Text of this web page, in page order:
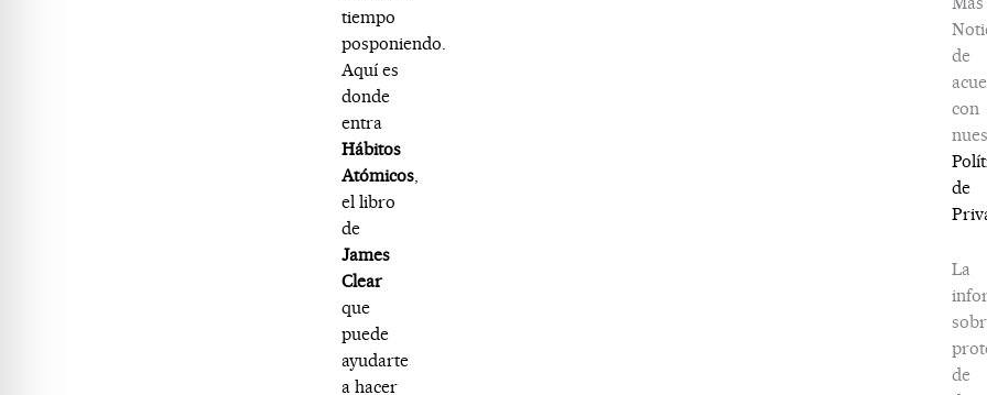
tiempo
posponiendo.
Aquí es
donde
entra
Hábitos
Atómicos,
el libro
de
James
Clear
que
puede
ayudarte
a hacer
de
con
de
La
de